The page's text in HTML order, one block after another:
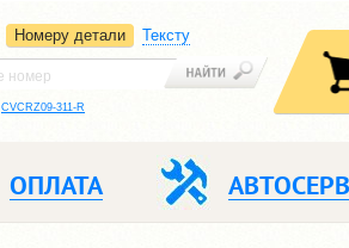
Номеру детали Тексту
CVCRZ09-311-R
ОПЛАТА